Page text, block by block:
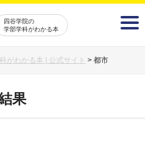
四谷学院の
学部学科がわかる本
がわかる本 | 公式サイト > 都市
果